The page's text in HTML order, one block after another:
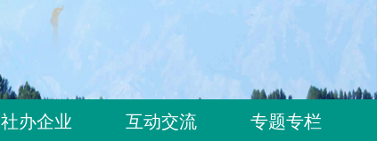
社办企业 互动交流 专题专栏